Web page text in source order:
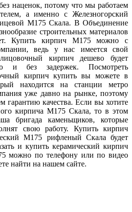
наценок, потому что мы работаем
а именно с Железногорский
М175 Скала. В Объединение
строительных материалов
Купить кирпич М175 можно с
ведь у нас имеется свой
кирпич дешево будет
и без задержек. Посмотреть
кирпич купить вы можете в
находится на станции метро
уже давно на рынке, поэтому
гарантию качества. Если вы хотите
кирпича М175 Скала, то в этом
бригада каменьщиков, которые
свою работу. Купить кирпич
М175 рифленый Скала будет
и купить керамический кирпич
можно по телефону или по видео
найти на нашем сайте.